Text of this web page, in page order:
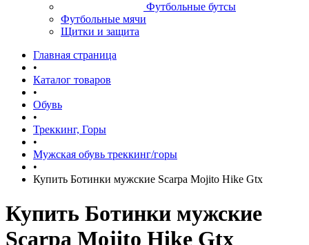
Футбольные бутсы
Футбольные мячи
Щитки и защита
Главная страница
•
Каталог товаров
•
Обувь
•
Треккинг, Горы
•
Мужская обувь треккинг/горы
•
Купить Ботинки мужские Scarpa Mojito Hike Gtx
Купить Ботинки мужские
Scarpa Mojito Hike Gtx